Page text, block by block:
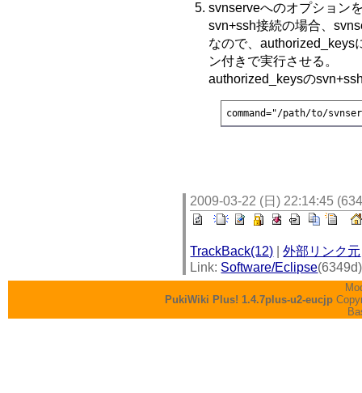
svnserveへのオプション
svn+ssh接続の場合、
なので、authorized_keys
ン付きで実行させる。
authorized_keysの
command="/path/to/
2009-03-22 (日) 22:14:45
TrackBack(12) |外部リンク元
Link: Software/Eclipse
PukiWiki Plus! 1.4.7plus-u2-eucjp